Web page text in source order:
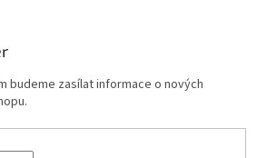
budeme zasílat informace o nových